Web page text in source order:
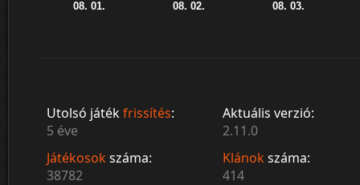
Utolsó játékfrissítés:
5 éve
Aktuális verzió:
2.11.0
Játékosokszáma:
38782
Klánokszáma:
414